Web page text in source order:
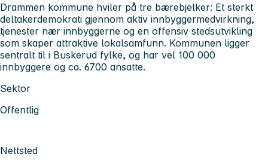
Drammen kommune hviler på tre bærebjelker: Et sterkt
deltakerdemokrati gjennom aktiv innbyggermedvirkning,
tjenester nær innbyggerne og en offensiv stedsutvikling
som skaper attraktive lokalsamfunn. Kommunen ligger
sentralt til i Buskerud fylke, og har vel 100 000
innbyggere og ca. 6700 ansatte.
Sektor
Offentlig
Nettsted